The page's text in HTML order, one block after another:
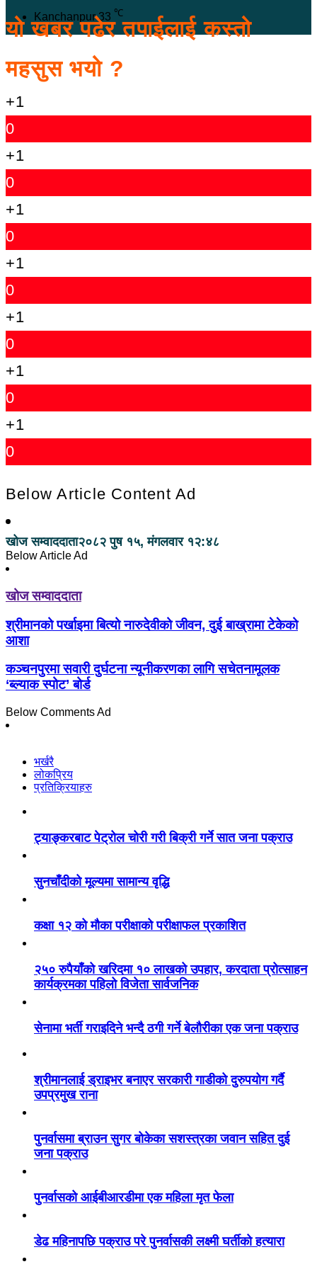
Kanchanpur 33 ℃
यो खबर पढेर तपाईलाई कस्तो
महसुस भयो ?
+1
0
+1
0
+1
0
+1
0
+1
0
+1
0
+1
0
Below Article Content Ad
खोज सम्वाददाता२०८२ पुष १५, मंगलवार १२:४८
Below Article Ad
खोज सम्वाददाता
श्रीमानको पर्खाइमा बित्यो नारुदेवीको जीवन, दुई बाख्रामा टेकेको
आशा
कञ्चनपुरमा सवारी दुर्घटना न्यूनीकरणका लागि सचेतनामूलक
‘ब्ल्याक स्पोट’ बोर्ड
Below Comments Ad
भर्खरै
लोकप्रिय
प्रतिक्रियाहरु
ट्याङ्करबाट पेट्रोल चोरी गरी बिक्री गर्ने सात जना पक्राउ
सुनचाँदीको मूल्यमा सामान्य वृद्धि
कक्षा १२ को मौका परीक्षाको परीक्षाफल प्रकाशित
२५० रुपैयाँको खरिदमा १० लाखको उपहार, करदाता प्रोत्साहन
कार्यक्रमका पहिलो विजेता सार्वजनिक
सेनामा भर्ती गराइदिने भन्दै ठगी गर्ने बेलौरीका एक जना पक्राउ
श्रीमानलाई ड्राइभर बनाएर सरकारी गाडीको दुरुपयोग गर्दै
उपप्रमुख राना
पुनर्वासमा ब्राउन सुगर बोकेका सशस्त्रका जवान सहित दुई
जना पक्राउ
पुनर्वासको आईबीआरडीमा एक महिला मृत फेला
डेढ महिनापछि पक्राउ परे पुनर्वासकी लक्ष्मी घर्तीको हत्यारा